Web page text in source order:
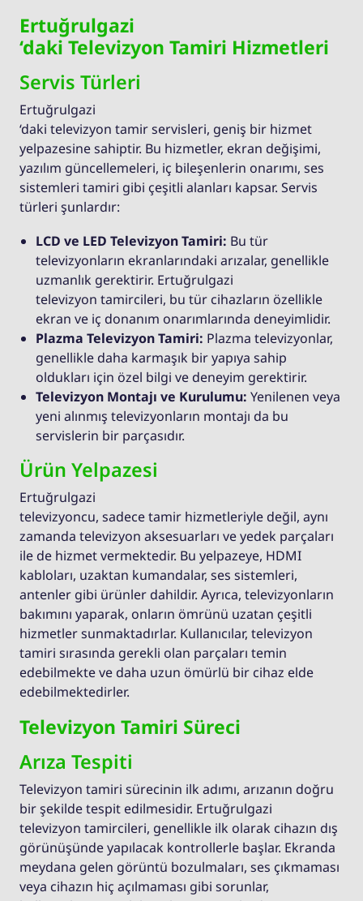
Ertuğrulgazi
‘daki Televizyon Tamiri Hizmetleri
Servis Türleri
Ertuğrulgazi
‘daki televizyon tamir servisleri, geniş bir hizmet
yelpazesine sahiptir. Bu hizmetler, ekran değişimi,
yazılım güncellemeleri, iç bileşenlerin onarımı, ses
sistemleri tamiri gibi çeşitli alanları kapsar. Servis
türleri şunlardır:
LCD ve LED Televizyon Tamiri: Bu tür
televizyonların ekranlarındaki arızalar, genellikle
uzmanlık gerektirir. Ertuğrulgazi
televizyon tamircileri, bu tür cihazların özellikle
ekran ve iç donanım onarımlarında deneyimlidir.
Plazma Televizyon Tamiri: Plazma televizyonlar,
genellikle daha karmaşık bir yapıya sahip
oldukları için özel bilgi ve deneyim gerektirir.
Televizyon Montajı ve Kurulumu: Yenilenen veya
yeni alınmış televizyonların montajı da bu
servislerin bir parçasıdır.
Ürün Yelpazesi
Ertuğrulgazi
televizyoncu, sadece tamir hizmetleriyle değil, aynı
zamanda televizyon aksesuarları ve yedek parçaları
ile de hizmet vermektedir. Bu yelpazeye, HDMI
kabloları, uzaktan kumandalar, ses sistemleri,
antenler gibi ürünler dahildir. Ayrıca, televizyonların
bakımını yaparak, onların ömrünü uzatan çeşitli
hizmetler sunmaktadırlar. Kullanıcılar, televizyon
tamiri sırasında gerekli olan parçaları temin
edebilmekte ve daha uzun ömürlü bir cihaz elde
edebilmektedirler.
Televizyon Tamiri Süreci
Arıza Tespiti
Televizyon tamiri sürecinin ilk adımı, arızanın doğru
bir şekilde tespit edilmesidir. Ertuğrulgazi
televizyon tamircileri, genellikle ilk olarak cihazın dış
görünüşünde yapılacak kontrollerle başlar. Ekranda
meydana gelen görüntü bozulmaları, ses çıkmaması
veya cihazın hiç açılmaması gibi sorunlar,